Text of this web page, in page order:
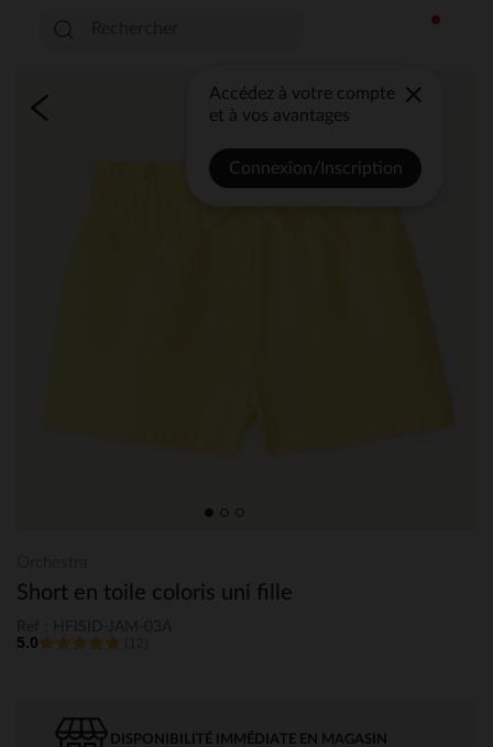
Accédez à votre compte
et à vos avantages
Connexion/Inscription
Short en toile coloris uni fille
5.0
DISPONIBILITÉ IMMÉDIATE EN MAGASIN